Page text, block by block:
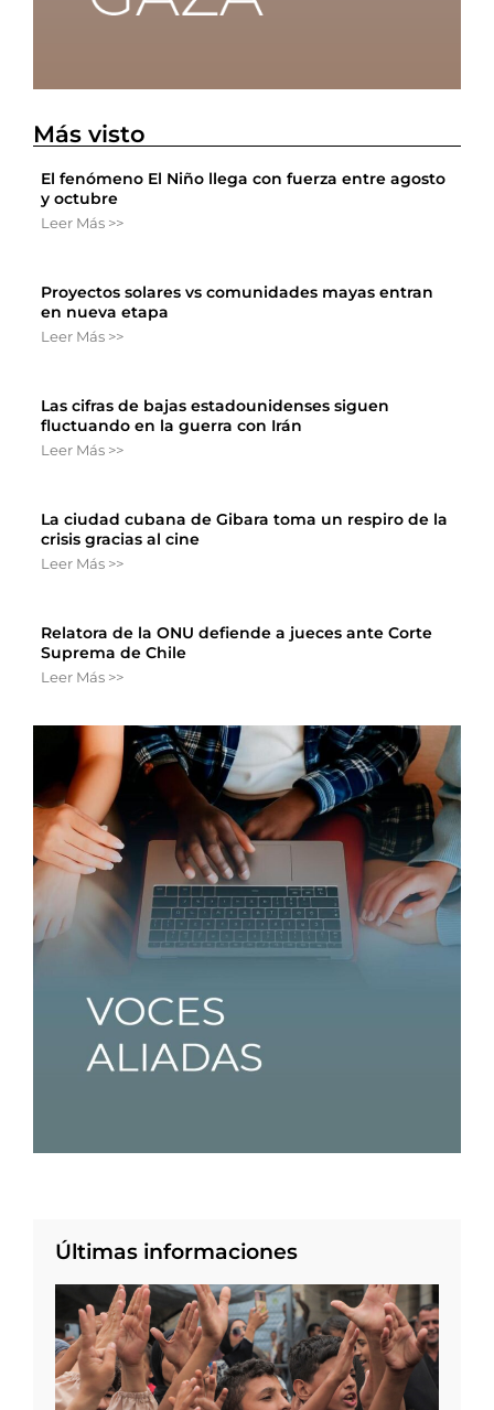
Más visto
El fenómeno El Niño llega con fuerza entre agosto
y octubre
Leer Más >>
Proyectos solares vs comunidades mayas entran
en nueva etapa
Leer Más >>
Las cifras de bajas estadounidenses siguen
fluctuando en la guerra con Irán
Leer Más >>
La ciudad cubana de Gibara toma un respiro de la
crisis gracias al cine
Leer Más >>
Relatora de la ONU defiende a jueces ante Corte
Suprema de Chile
Leer Más >>
Últimas informaciones